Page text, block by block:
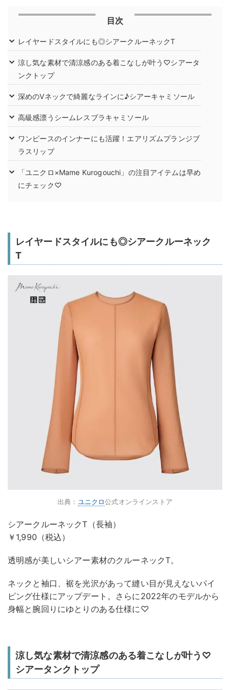
目次
レイヤードスタイルにも◎シアークルーネックT
涼し気な素材で清涼感のある着こなしが叶う♡シアータ
ンクトップ
深めのVネックで綺麗なラインに♪シアーキャミソール
高級感漂うシームレスブラキャミソール
ワンピースのインナーにも活躍！エアリズムプランジブ
ラスリップ
「ユニクロ×Mame Kurogouchi」の注目アイテムは早め
にチェック♡
レイヤードスタイルにも◎シアークルーネック
T
出典： ユニクロ公式オンラインストア
シアークルーネックT（長袖）
￥1,990（税込）
透明感が美しいシアー素材のクルーネックT。
ネックと袖口、裾を光沢があって縫い目が見えないパイ
ピング仕様にアップデート。さらに2022年のモデルから
身幅と腕回りにゆとりのある仕様に♡
涼し気な素材で清涼感のある着こなしが叶う♡
シアータンクトップ